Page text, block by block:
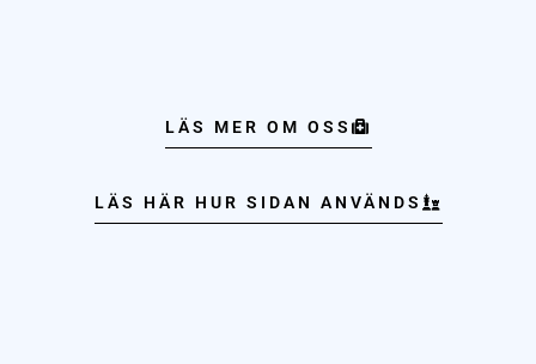
LÄS MER OM OSS
LÄS HÄR HUR SIDAN ANVÄNDS